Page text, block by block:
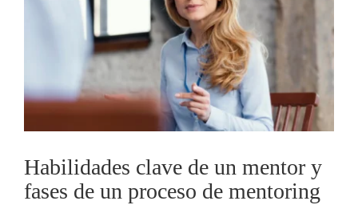
Habilidades clave de un mentor y
fases de un proceso de mentoring